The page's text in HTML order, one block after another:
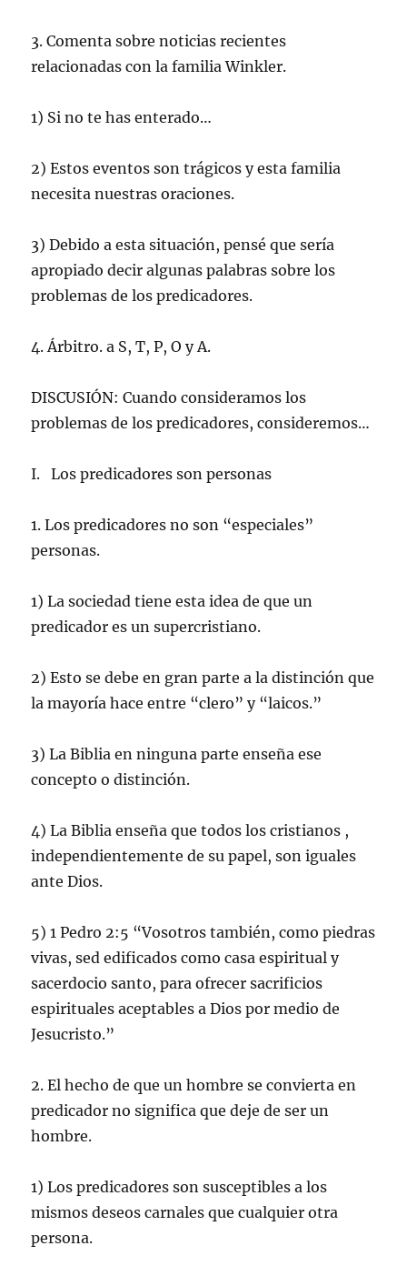
3. Comenta sobre noticias recientes
relacionadas con la familia Winkler.
1) Si no te has enterado…
2) Estos eventos son trágicos y esta familia
necesita nuestras oraciones.
3) Debido a esta situación, pensé que sería
apropiado decir algunas palabras sobre los
problemas de los predicadores.
4. Árbitro. a S, T, P, O y A.
DISCUSIÓN: Cuando consideramos los
problemas de los predicadores, consideremos…
I. Los predicadores son personas
1. Los predicadores no son “especiales”
personas.
1) La sociedad tiene esta idea de que un
predicador es un supercristiano.
2) Esto se debe en gran parte a la distinción que
la mayoría hace entre “clero” y “laicos.”
3) La Biblia en ninguna parte enseña ese
concepto o distinción.
4) La Biblia enseña que todos los cristianos ,
independientemente de su papel, son iguales
ante Dios.
5) 1 Pedro 2:5 “Vosotros también, como piedras
vivas, sed edificados como casa espiritual y
sacerdocio santo, para ofrecer sacrificios
espirituales aceptables a Dios por medio de
Jesucristo.”
2. El hecho de que un hombre se convierta en
predicador no significa que deje de ser un
hombre.
1) Los predicadores son susceptibles a los
mismos deseos carnales que cualquier otra
persona.